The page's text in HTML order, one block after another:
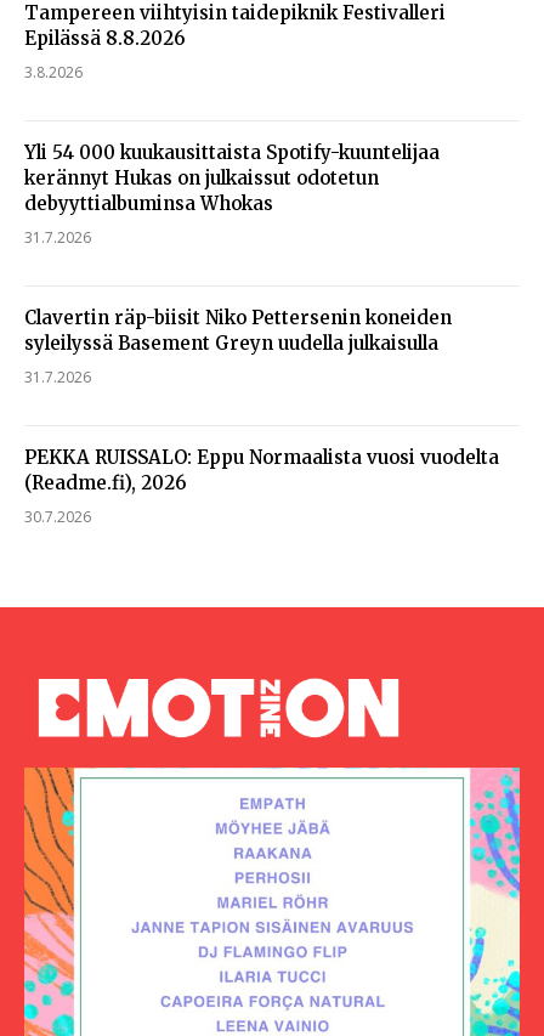
Tampereen viihtyisin taidepiknik Festivalleri
Epilässä 8.8.2026
3.8.2026
Yli 54 000 kuukausittaista Spotify-kuuntelijaa
kerännyt Hukas on julkaissut odotetun
debyyttialbuminsa Whokas
31.7.2026
Clavertin räp-biisit Niko Pettersenin koneiden
syleilyssä Basement Greyn uudella julkaisulla
31.7.2026
PEKKA RUISSALO: Eppu Normaalista vuosi vuodelta
(Readme.fi), 2026
30.7.2026